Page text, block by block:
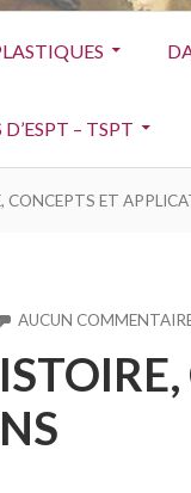
– TSPT
CONCEPTS ET
AUCUN